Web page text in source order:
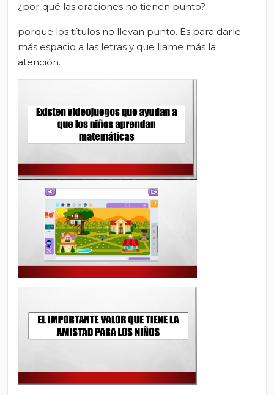
¿por qué las oraciones no tienen punto?
porque los títulos no llevan punto. Es para darle
más espacio a las letras y que llame más la
atención.